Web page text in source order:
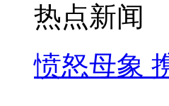
热点新闻
愤怒母象